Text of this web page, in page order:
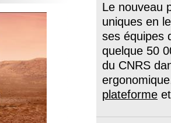
Le nouveau
uniques en
ses équipes
quelque 50
du CNRS
plateforme